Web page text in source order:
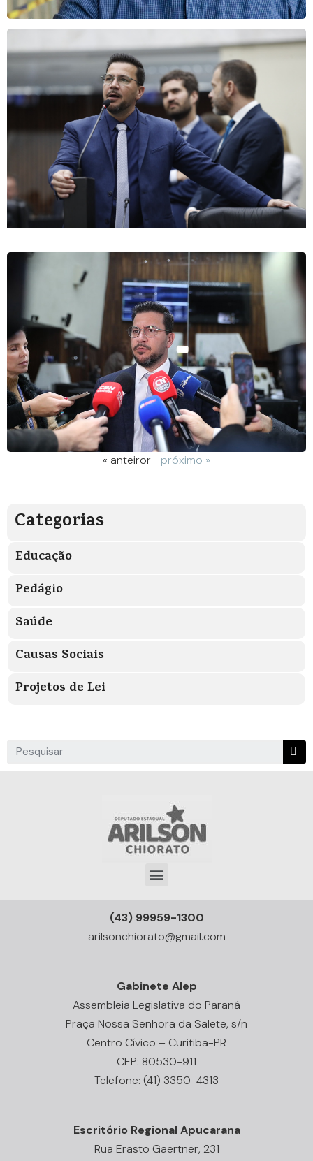
« anteiror próximo »
Categorias
Educação
Pedágio
Saúde
Causas Sociais
Projetos de Lei
(43) 99959-1300
arilsonchiorato@gmail.com
Gabinete Alep
Assembleia Legislativa do Paraná
Praça Nossa Senhora da Salete, s/n
Centro Cívico – Curitiba-PR
CEP: 80530-911
Telefone: (41) 3350-4313
Escritório Regional Apucarana
Rua Erasto Gaertner, 231